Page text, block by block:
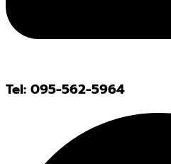
Tel: 095-562-5964